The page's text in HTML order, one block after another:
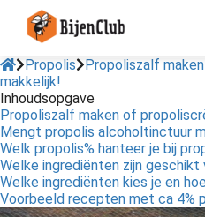
Propolis
Propoliszalf
makkelijk!
Inhoudsopgave
Propoliszalf maken of
Mengt propolis alcoholtinctuur
Welk propolis% hanteer je bij
Welke ingrediënten zijn
Welke ingrediënten kies je en
Voorbeeld recepten met ca 4%